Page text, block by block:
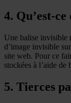
4. Qu’est-
Une balise invisible
d’image invisible
site web. Pour ce
stockées à l’aide de
5. Tierces